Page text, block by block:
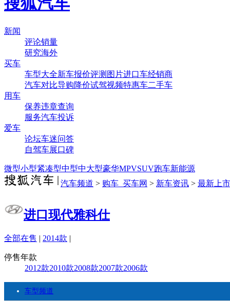
新闻
评论销量
研究海外
买车
车型大全新车报价评测 图片进口车经销商
汽车对比导购降价试驾视频特惠车二手车
用车
保养违章查询
服务汽车投诉
爱车
论坛车迷问答
自驾车展口碑
微型小型紧凑型中型中大型豪华MPVSUV跑车新能源
汽车频道 > 购车_买车网 > 新车资讯 > 最新上市
进口现代雅科仕
全部在售 | 2014款 |
停售年款
2012款2010款2008款2007款2006款
车型频道